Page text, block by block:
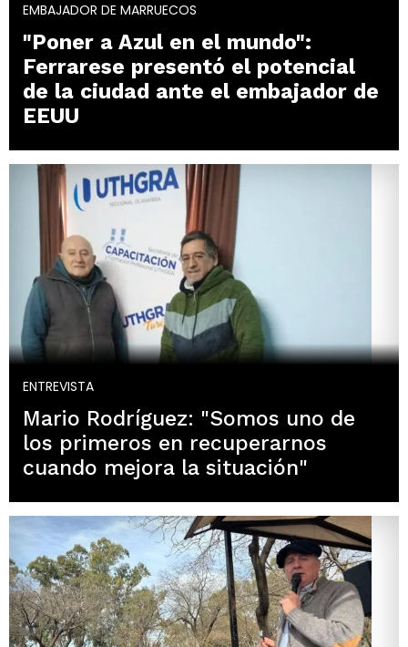
EMBAJADOR DE MARRUECOS
"Poner a Azul en el mundo":
Ferrarese presentó el potencial
de la ciudad ante el embajador de
EEUU
ENTREVISTA
Mario Rodríguez: "Somos uno de
los primeros en recuperarnos
cuando mejora la situación"